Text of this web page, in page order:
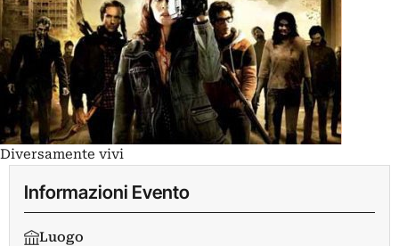
Diversamente vivi
Informazioni Evento
Luogo